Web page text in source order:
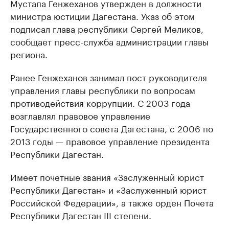
министра юстиции Дагестана. Указ об этом
подписал глава республики Сергей Меликов,
сообщает пресс-служба администрации главы
региона.
Ранее Генжеханов занимал пост руководителя
управления главы республики по вопросам
противодействия коррупции. С 2003 года
возглавлял правовое управление
Государственного совета Дагестана, с 2006 по
2013 годы — правовое управление президента
Республики Дагестан.
Имеет почетные звания «Заслуженный юрист
Республики Дагестан» и «Заслуженный юрист
Российской Федерации», а также орден Почета
Республики Дагестан III степени.